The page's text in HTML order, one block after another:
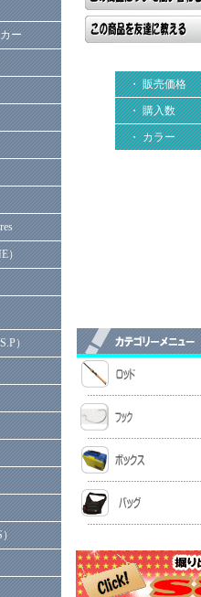
ー
）
）
・ 販売価格
・ 購入数
・ カラー